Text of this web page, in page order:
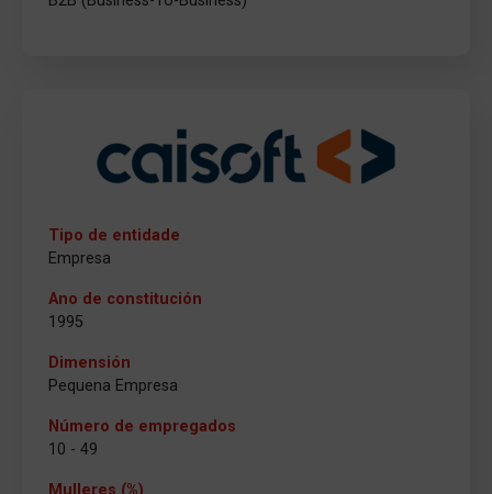
Tipo de entidade
Empresa
Ano de constitución
1995
Dimensión
Pequena Empresa
Número de empregados
10 - 49
Mulleres (%)